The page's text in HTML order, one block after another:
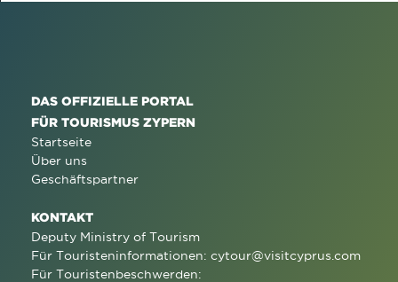
DAS OFFIZIELLE PORTAL
FÜR TOURISMUS ZYPERN
Startseite
Über uns
Geschäftspartner
KONTAKT
Deputy Ministry of Tourism
Für Touristeninformationen: cytour@visitcyprus.com
Für Touristenbeschwerden: